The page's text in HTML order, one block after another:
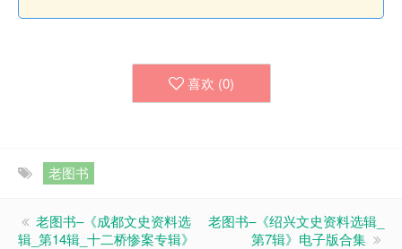
喜欢 (0)
老图书
老图书–《成都文史资料选
辑_第14辑_十二桥惨案专辑》
老图书–《绍兴文史资料选辑_
第7辑》电子版合集